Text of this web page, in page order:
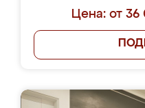
Цена: от 36